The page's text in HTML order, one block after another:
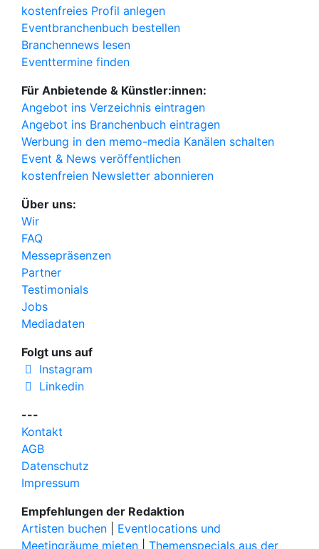
kostenfreies Profil anlegen
Eventbranchenbuch bestellen
Branchennews lesen
Eventtermine finden
Für Anbietende & Künstler:innen:
Angebot ins Verzeichnis eintragen
Angebot ins Branchenbuch eintragen
Werbung in den memo-media Kanälen schalten
Event & News veröffentlichen
kostenfreien Newsletter abonnieren
Über uns:
Wir
FAQ
Messepräsenzen
Partner
Testimonials
Jobs
Mediadaten
Folgt uns auf
Instagram
Linkedin
---
Kontakt
AGB
Datenschutz
Impressum
Empfehlungen der Redaktion
Artisten buchen
Eventlocations und
Meetingräume mieten
Themenspecials aus der